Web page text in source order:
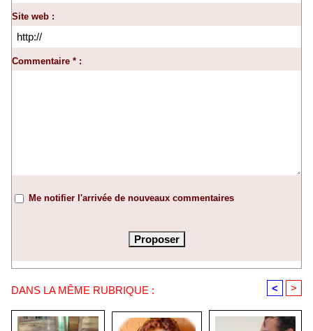
Site web :
Commentaire * :
Me notifier l'arrivée de nouveaux commentaires
DANS LA MÊME RUBRIQUE : < >